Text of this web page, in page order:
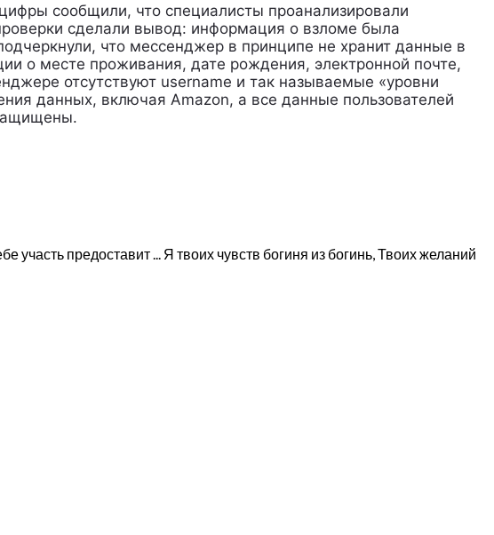
сообщили, что специалисты проанализировали
сделали вывод: информация о взломе была
что мессенджер в принципе не хранит данные в
о месте проживания, дате рождения, электронной почте,
отсутствуют username и так называемые «уровни
данных, включая Amazon, а все данные пользователей
участь предоставит ... Я твоих чувств богиня из богинь, Твоих желаний